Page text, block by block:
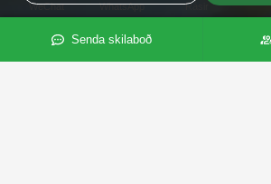
WeChat WhatsApp Rásir
Dótturfyrirtæki
Senda skilaboð